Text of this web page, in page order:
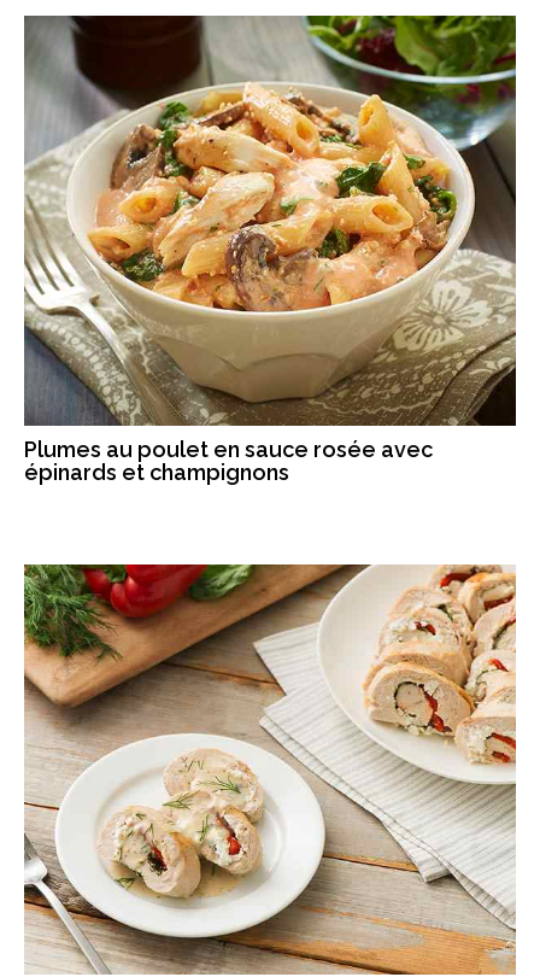
Plumes au poulet en sauce rosée avec
épinards et champignons